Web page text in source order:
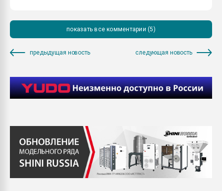
показать все комментарии (5)
предыдущая новость следующая новость